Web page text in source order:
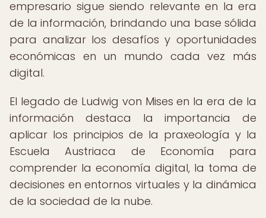
empresario sigue siendo relevante en la era
de la información, brindando una base sólida
para analizar los desafíos y oportunidades
económicas en un mundo cada vez más
digital.
El legado de Ludwig von Mises en la era de la
información destaca la importancia de
aplicar los principios de la praxeología y la
Escuela Austriaca de Economía para
comprender la economía digital, la toma de
decisiones en entornos virtuales y la dinámica
de la sociedad de la nube.